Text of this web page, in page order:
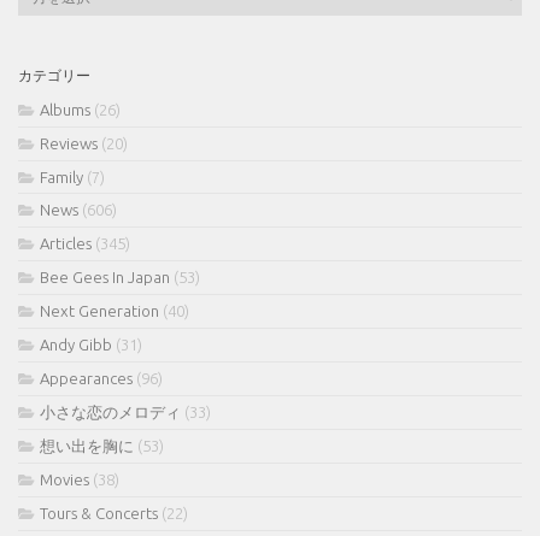
ブ
カテゴリー
Albums (26)
Reviews (20)
Family (7)
News (606)
Articles (345)
Bee Gees In Japan (53)
Next Generation (40)
Andy Gibb (31)
Appearances (96)
小さな恋のメロディ (33)
想い出を胸に (53)
Movies (38)
Tours & Concerts (22)